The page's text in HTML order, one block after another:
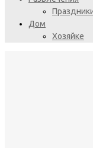
Дом
Хозяйке